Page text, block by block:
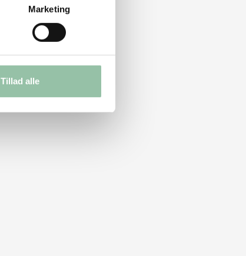
Marketing
Tillad alle